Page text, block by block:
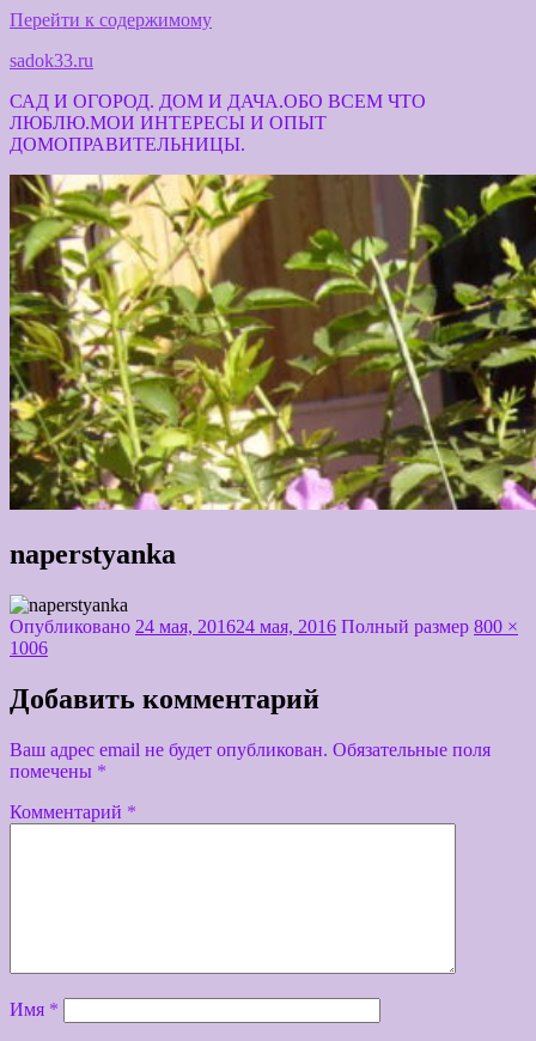
Перейти к содержимому
sadok33.ru
САД И ОГОРОД. ДОМ И ДАЧА.ОБО ВСЕМ ЧТО
ЛЮБЛЮ.МОИ ИНТЕРЕСЫ И ОПЫТ
ДОМОПРАВИТЕЛЬНИЦЫ.
naperstyanka
Опубликовано 24 мая, 201624 мая, 2016 Полный размер 800 ×
1006
Добавить комментарий
Ваш адрес email не будет опубликован. Обязательные поля
помечены *
Комментарий *
Имя *